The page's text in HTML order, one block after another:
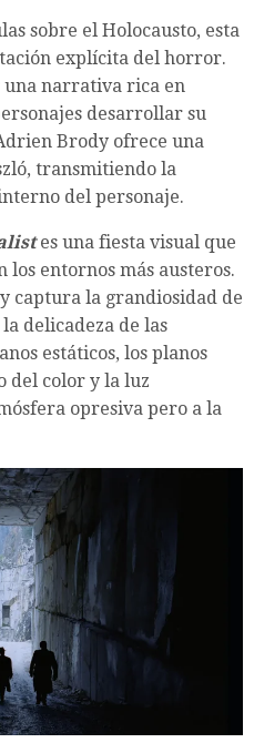
sobre el Holocausto, esta
explícita del horror.
una narrativa rica en
desarrollar su
Brody ofrece una
transmitiendo la
del personaje.
es una fiesta visual que
los entornos más austeros.
captura la grandiosidad de
delicadeza de las
estáticos, los planos
del color y la luz
opresiva pero a la